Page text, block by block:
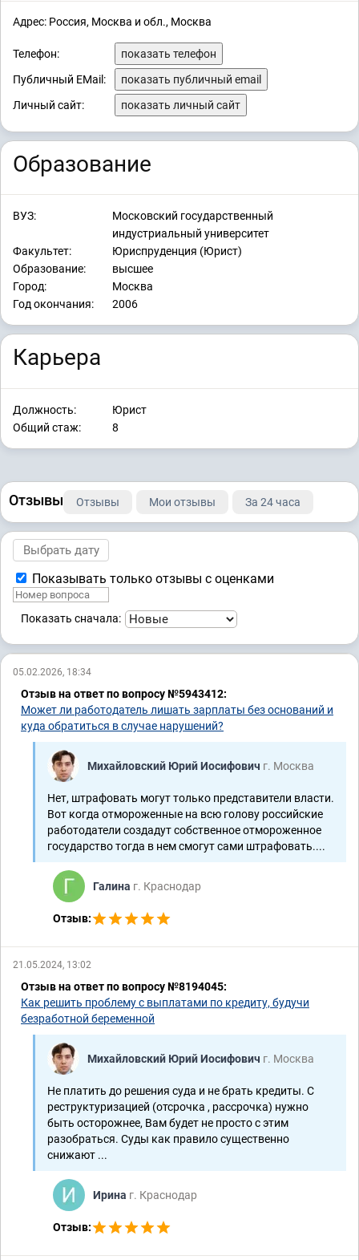
Адрес: Россия, Москва и обл., Москва
Телефон:
показать телефон
Публичный EMail:
показать публичный email
Личный сайт:
показать личный сайт
Образование
ВУЗ:
Московский государственный
индустриальный университет
Факультет:
Юриспруденция (Юрист)
Образование:
высшее
Город:
Москва
Год окончания:
2006
Карьера
Должность:
Юрист
Общий стаж:
8
Отзывы Отзывы Мои отзывы За 24 часа
Показывать только отзывы с оценками
Показать сначала:
05.02.2026, 18:34
Отзыв на ответ по вопросу №5943412:
Может ли работодатель лишать зарплаты без оснований и
куда обратиться в случае нарушений?
Михайловский Юрий Иосифович г. Москва
Нет, штрафовать могут только представители власти.
Вот когда отмороженные на всю голову российские
работодатели создадут собственное отмороженное
государство тогда в нем смогут сами штрафовать....
Галина г. Краснодар
Отзыв:
21.05.2024, 13:02
Отзыв на ответ по вопросу №8194045:
Как решить проблему с выплатами по кредиту, будучи
безработной беременной
Михайловский Юрий Иосифович г. Москва
Не платить до решения суда и не брать кредиты. С
реструктуризацией (отсрочка , рассрочка) нужно
быть осторожнее, Вам будет не просто с этим
разобраться. Суды как правило существенно
снижают ...
Ирина г. Краснодар
Отзыв: